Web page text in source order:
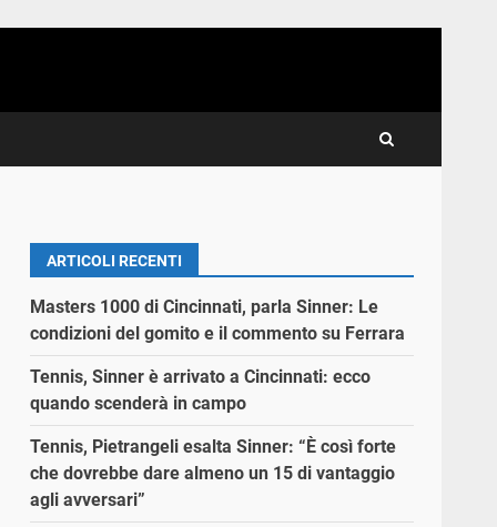
ARTICOLI RECENTI
Masters 1000 di Cincinnati, parla Sinner: Le
condizioni del gomito e il commento su Ferrara
Tennis, Sinner è arrivato a Cincinnati: ecco
quando scenderà in campo
Tennis, Pietrangeli esalta Sinner: “È così forte
che dovrebbe dare almeno un 15 di vantaggio
agli avversari”